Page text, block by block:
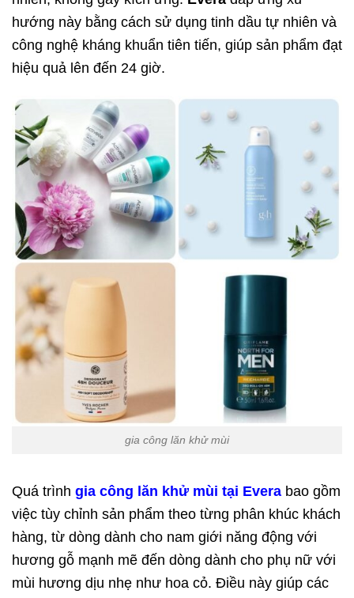
hướng này bằng cách sử dụng tinh dầu tự nhiên và
công nghệ kháng khuẩn tiên tiến, giúp sản phẩm đạt
hiệu quả lên đến 24 giờ.
gia công lăn khử mùi
Quá trình gia công lăn khử mùi tại Evera bao gồm
việc tùy chỉnh sản phẩm theo từng phân khúc khách
hàng, từ dòng dành cho nam giới năng động với
hương gỗ mạnh mẽ đến dòng dành cho phụ nữ với
mùi hương dịu nhẹ như hoa cỏ. Điều này giúp các